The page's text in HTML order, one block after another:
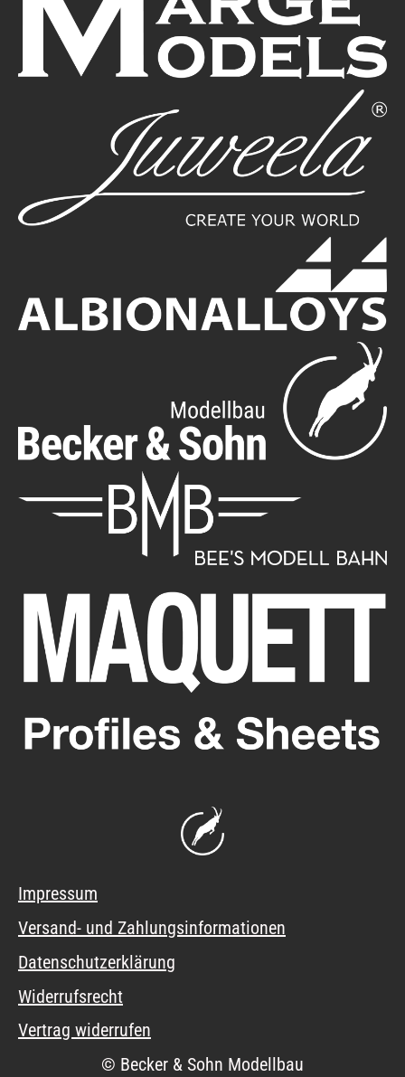
Impressum
Versand- und Zahlungsinformationen
Datenschutzerklärung
Widerrufsrecht
Vertrag widerrufen
© Becker & Sohn Modellbau